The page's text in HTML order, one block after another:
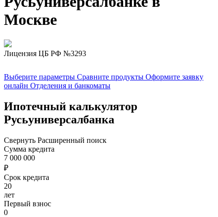
Москве
Лицензия ЦБ РФ №3293
Выберите параметры Сравните продукты Оформите заявку
онлайн Отделения и банкоматы
Ипотечный калькулятор
Русьуниверсалбанка
Свернуть Расширенный поиск
Сумма кредита
7 000 000
₽
Срок кредита
20
лет
Первый взнос
0